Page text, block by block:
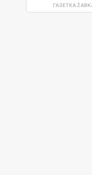
ГАЗЕТКА